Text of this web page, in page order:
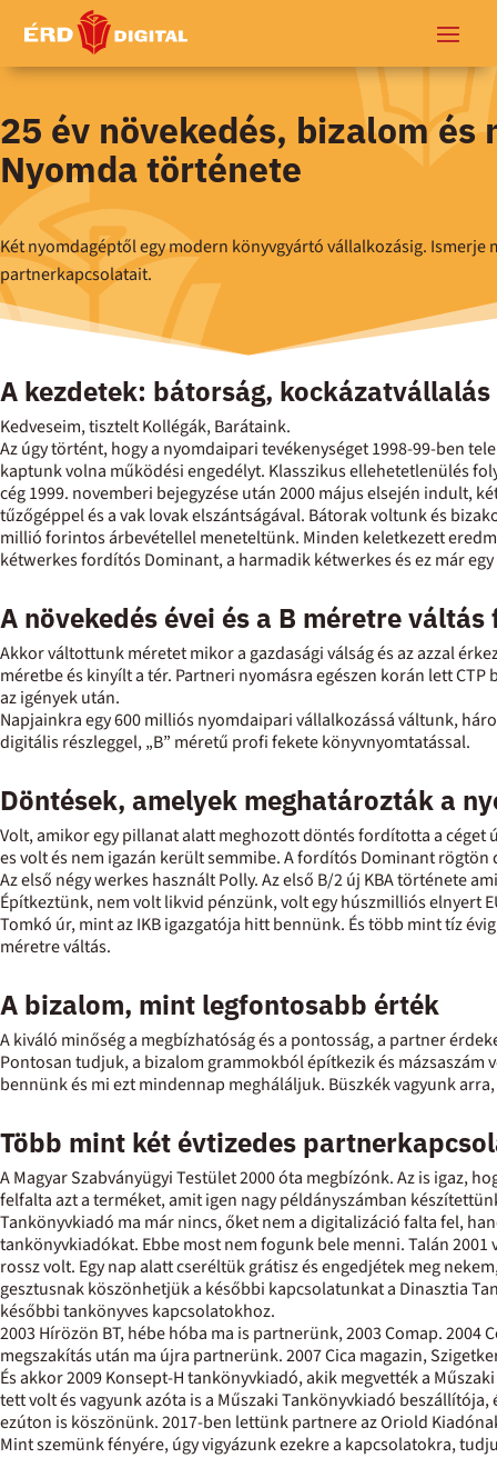
25 év növekedés, bizalom és
Nyomda története
Két nyomdagéptől egy modern könyvgyártó vállalkozásig. Ismerje
partnerkapcsolatait.
A kezdetek: bátorság,
Kedveseim, tisztelt Kollégák, Barátaink.
Az úgy történt, hogy a nyomdaipari tevékenységet 1998-99-ben
kaptunk volna működési engedélyt. Klasszikus ellehetetlenülés
cég 1999. novemberi bejegyzése után 2000 május elsején indult,
tűzőgéppel és a vak lovak elszántságával. Bátorak voltunk és
millió forintos árbevétellel meneteltünk. Minden keletkezett
kétwerkes fordítós Dominant, a harmadik kétwerkes és ez már
A növekedés évei és a B méretre
Akkor váltottunk méretet mikor a gazdasági válság és az azzal
méretbe és kinyílt a tér. Partneri nyomásra egészen korán lett
az igények után.
Napjainkra egy 600 milliós nyomdaipari vállalkozássá váltunk,
digitális részleggel, „B” méretű profi fekete könyvnyomtatással.
Döntések, amelyek meghatározták a
Volt, amikor egy pillanat alatt meghozott döntés fordította a céget
es volt és nem igazán került semmibe. A fordítós Dominant
Az első négy werkes használt Polly. Az első B/2 új KBA története
Építkeztünk, nem volt likvid pénzünk, volt egy húszmilliós elnyert
Tomkó úr, mint az IKB igazgatója hitt bennünk. És több mint tíz
méretre váltás.
A bizalom, mint legfontosabb érték
A kiváló minőség a megbízhatóság és a pontosság, a partner
Pontosan tudjuk, a bizalom grammokból építkezik és
bennünk és mi ezt mindennap megháláljuk. Büszkék vagyunk
Több mint két évtizedes
A Magyar Szabványügyi Testület 2000 óta megbízónk. Az is igaz,
felfalta azt a terméket, amit igen nagy példányszámban
Tankönyvkiadó ma már nincs, őket nem a digitalizáció falta fel,
tankönyvkiadókat. Ebbe most nem fogunk bele menni. Talán
rossz volt. Egy nap alatt cseréltük grátisz és engedjétek meg
gesztusnak köszönhetjük a későbbi kapcsolatunkat a Dinasztia
későbbi tankönyves kapcsolatokhoz.
2003 Hírözön BT, hébe hóba ma is partnerünk, 2003 Comap.
megszakítás után ma újra partnerünk. 2007 Cica magazin,
És akkor 2009 Konsept-H tankönyvkiadó, akik megvették a
tett volt és vagyunk azóta is a Műszaki Tankönyvkiadó
ezúton is köszönünk. 2017-ben lettünk partnere az Oriold
Mint szemünk fényére, úgy vigyázunk ezekre a kapcsolatokra,